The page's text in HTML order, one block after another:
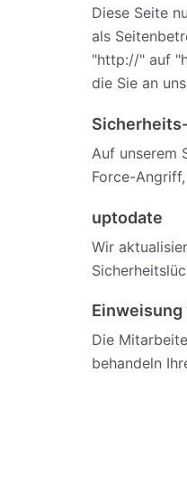
Diese Seite
als
"http://" auf
die Sie an
Auf unserem
Force-
uptodate
Wir
Die
behandeln